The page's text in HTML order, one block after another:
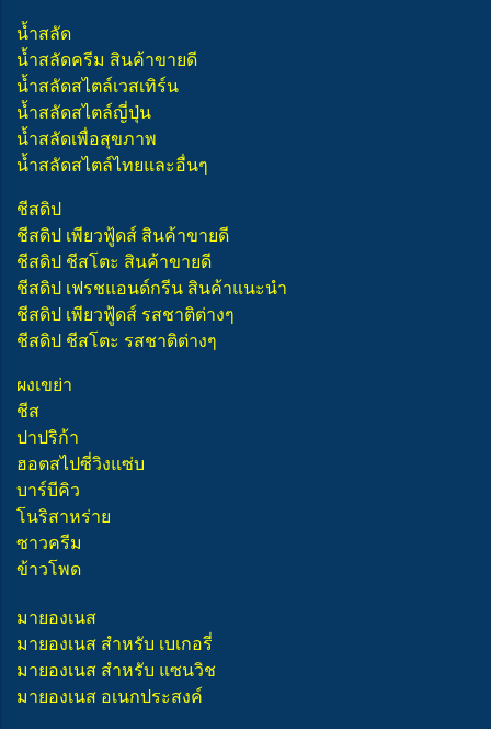
น้ำสลัด
น้ำสลัดครีม สินค้าขายดี
น้ำสลัดสไตล์เวสเทิร์น
น้ำสลัดสไตล์ญี่ปุ่น
น้ำสลัดเพื่อสุขภาพ
น้ำสลัดสไตล์ไทยและอื่นๆ
ชีสดิป
ชีสดิป เพียวฟู้ดส์ สินค้าขายดี
ชีสดิป ชีสโตะ สินค้าขายดี
ชีสดิป เฟรชแอนด์กรีน สินค้าแนะนำ
ชีสดิป เพียวฟู้ดส์ รสชาติต่างๆ
ชีสดิป ชีสโตะ รสชาติต่างๆ
ผงเขย่า
ชีส
ปาปริก้า
ฮอตสไปซี่วิงแซ่บ
บาร์บีคิว
โนริสาหร่าย
ซาวครีม
ข้าวโพด
มายองเนส
มายองเนส สำหรับ เบเกอรี่
มายองเนส สำหรับ แซนวิช
มายองเนส อเนกประสงค์